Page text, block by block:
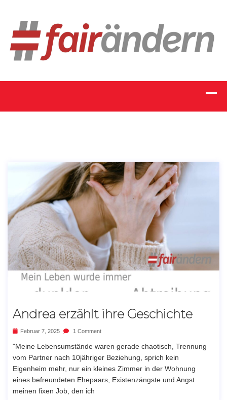
Andrea erzählt ihre Geschichte
Februar 7, 2025 1 Comment
"Meine Lebensumstände waren gerade chaotisch, Trennung
vom Partner nach 10jähriger Beziehung, sprich kein
Eigenheim mehr, nur ein kleines Zimmer in der Wohnung
eines befreundeten Ehepaars, Existenzängste und Angst
meinen fixen Job, den ich